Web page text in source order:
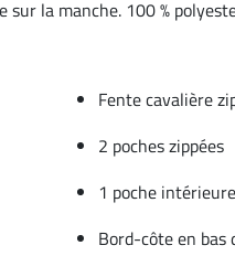
la manche. 100 %
Fente cavalière
2 poches zippées
1 poche
Bord-côte en bas